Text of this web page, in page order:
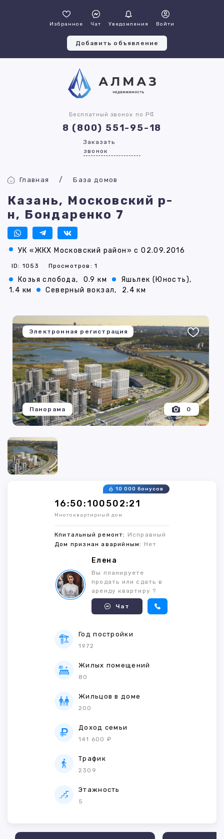
Избранное Чат Уведомления Войти
Добавить объявление
Бесплатный звонок по РФ
8 (800) 551-95-18
Заказать
звонок
Главная База домов
Казань, Московский р-
н, Бондаренко 7
УК «ЖКХ Московский район» с 02.09.2016
ID: 1053 Просмотров: 1
Козья слобода, 0.9 км
Яшьлек (Юность),
1.4 км
Северный вокзал, 2.4 км
Электронная регистрация
0
Панорама
16:50:100502:21
10 000 бонусов
Многоквартирный дом
Кпитальный ремонт: Исправный
Дом признан аварийным: Нет
Елена
Вы планируете
продать или сдать в
аренду квартиру ?
Чат
Год постройки
1972
Жилых помещений
80
Жильцов в доме
200
Доход семьи
141 600 ₽
Трафик
2309
Этажность
5